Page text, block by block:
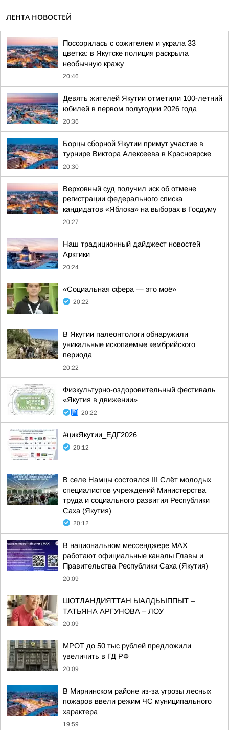
ЛЕНТА НОВОСТЕЙ
Поссорилась с сожителем и украла 33
цветка: в Якутске полиция раскрыла
необычную кражу
20:46
Девять жителей Якутии отметили 100-летний
юбилей в первом полугодии 2026 года
20:36
Борцы сборной Якутии примут участие в
турнире Виктора Алексеева в Красноярске
20:30
Верховный суд получил иск об отмене
регистрации федерального списка
кандидатов «Яблока» на выборах в Госдуму
20:27
Наш традиционный дайджест новостей
Арктики
20:24
«Социальная сфера — это моё»
20:22
В Якутии палеонтологи обнаружили
уникальные ископаемые кембрийского
периода
20:22
Физкультурно-оздоровительный фестиваль
«Якутия в движении»
20:22
#цикЯкутии_ЕДГ2026
20:12
В селе Намцы состоялся III Слёт молодых
специалистов учреждений Министерства
труда и социального развития Республики
Саха (Якутия)
20:12
В национальном мессенджере MAX
работают официальные каналы Главы и
Правительства Республики Саха (Якутия)
20:09
ШОТЛАНДИЯТТАН ЫАЛДЬЫППЫТ –
ТАТЬЯНА АРГУНОВА – ЛОУ
20:09
МРОТ до 50 тыс рублей предложили
увеличить в ГД РФ
20:09
В Мирнинском районе из-за угрозы лесных
пожаров ввели режим ЧС муниципального
характера
19:59